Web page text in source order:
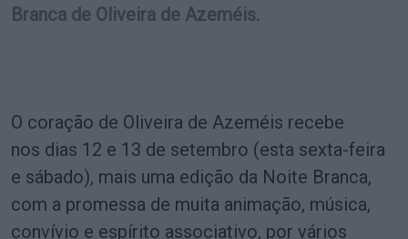
Branca de Oliveira de Azeméis.
O coração de Oliveira de Azeméis recebe
nos dias 12 e 13 de setembro (esta sexta-feira
e sábado), mais uma edição da Noite Branca,
com a promessa de muita animação, música,
convívio e espírito associativo, por vários